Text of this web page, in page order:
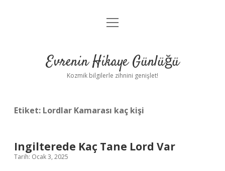
Anasayfa
Yasal Uyarı
menüyü
Evrenin Hikaye Günlüğü
Kozmik bilgilerle zihnini genişlet!
Etiket: Lordlar Kamarası kaç kişi
Ingilterede Kaç Tane Lord Var
Tarih: Ocak 3, 2025